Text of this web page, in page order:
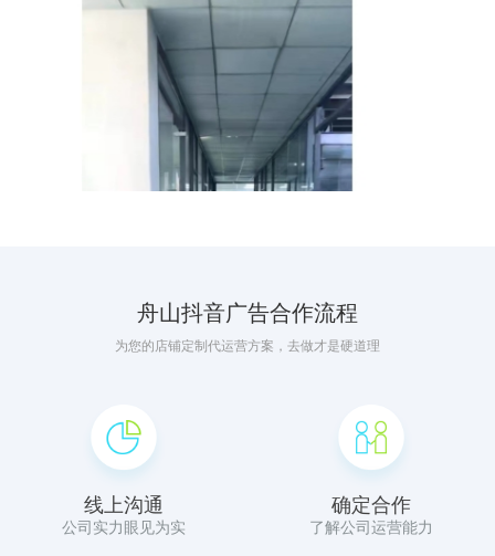
舟山抖音广告合作流程
为您的店铺定制代运营方案，去做才是硬道理
线上沟通
公司实力眼见为实
确定合作
了解公司运营能力